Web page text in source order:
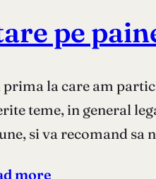
pe
la care am
teme, in general
si va recomand sa
more